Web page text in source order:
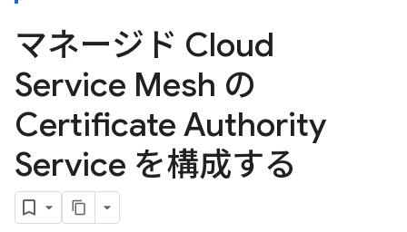
マネージド Cloud
Service Mesh の
Certificate Authority
Service を構成する